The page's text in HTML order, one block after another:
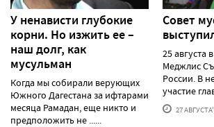
У ненависти глубокие
корни. Но изжить ее –
наш долг, как
мусульман
Когда мы собирали верующих
Южного Дагестана за ифтарами
месяца Рамадан, еще никто и
предположить не ......
Совет
25 августа
Меджлис
России. В
участие
27